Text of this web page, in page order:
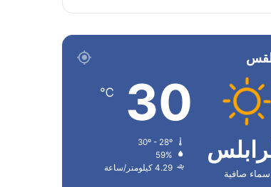
سماء صافية
30
℃
59%
4.29 كيلومتر/ساعة